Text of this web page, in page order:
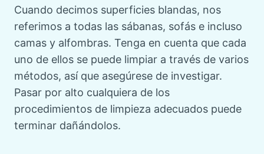
Cuando decimos superficies blandas, nos
referimos a todas las sábanas, sofás e incluso
camas y alfombras. Tenga en cuenta que cada
uno de ellos se puede limpiar a través de varios
métodos, así que asegúrese de investigar.
Pasar por alto cualquiera de los
procedimientos de limpieza adecuados puede
terminar dañándolos.